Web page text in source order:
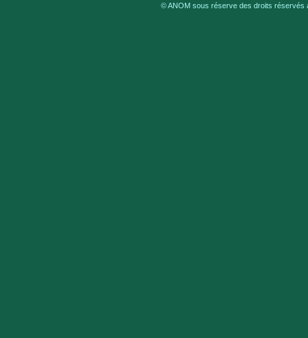
© ANOM sous réserve des droits réservés